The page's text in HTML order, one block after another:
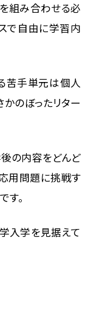
組み合わせる必
で自由に学習内
苦手単元は個人
のぼったリター
の内容をどんど
用問題に挑戦す
す。
入学を見据えて